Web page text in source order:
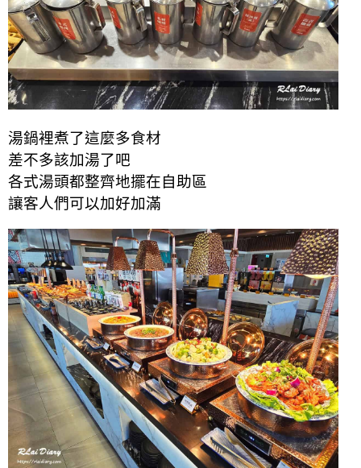
湯鍋裡煮了這麼多食材
差不多該加湯了吧
各式湯頭都整齊地擺在自助區
讓客人們可以加好加滿